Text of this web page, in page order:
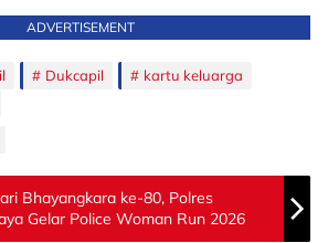
ADVERTISEMENT
Dukcapil
kartu keluarga
Bhayangkara ke-80, Polres
Gelar Police Woman Run 2026